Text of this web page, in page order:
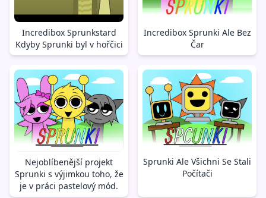
Incredibox Sprunkstard
Kdyby Sprunki byl v hořčici
Incredibox Sprunki Ale Bez
Čar
Nejoblíbenější projekt
Sprunki s výjimkou toho, že
je v práci pastelový mód.
Sprunki Ale Všichni Se Stali
Počítači